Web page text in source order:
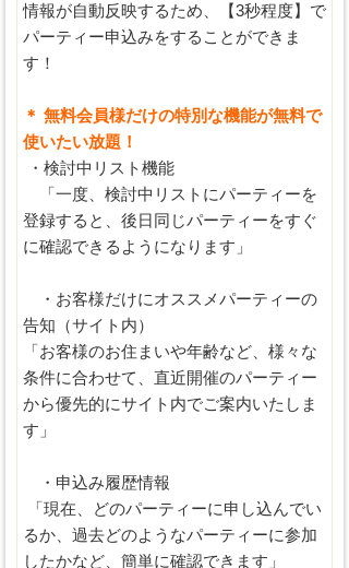
情報が自動反映するため、【3秒程度】で
パーティー申込みをすることができま
す！
＊ 無料会員様だけの特別な機能が無料で
使いたい放題！
・検討中リスト機能
「一度、検討中リストにパーティーを
登録すると、後日同じパーティーをすぐ
に確認できるようになります」
・お客様だけにオススメパーティーの
告知（サイト内）
「お客様のお住まいや年齢など、様々な
条件に合わせて、直近開催のパーティー
から優先的にサイト内でご案内いたしま
す」
・申込み履歴情報
「現在、どのパーティーに申し込んでい
るか、過去どのようなパーティーに参加
したかなど、簡単に確認できます」